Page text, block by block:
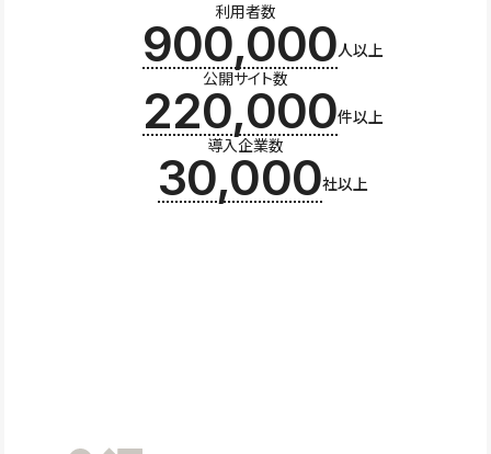
利用者数
900,000人以上
公開サイト数
220,000件以上
導入企業数
30,000社以上